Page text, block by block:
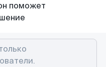
поможет